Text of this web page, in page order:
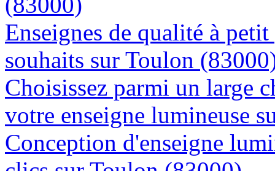
Enseignes de qualité à
souhaits sur Toulon
Choisissez parmi un large
votre enseigne lumineuse
Conception d'enseigne